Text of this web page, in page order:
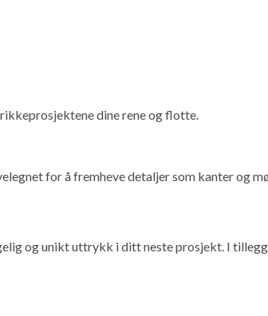
dine rene og flotte.
for å fremheve detaljer som kanter og
og unikt uttrykk i ditt neste prosjekt. I